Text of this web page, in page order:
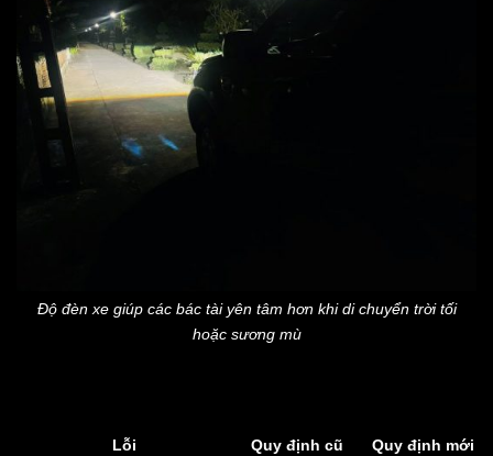
Độ đèn xe giúp các bác tài yên tâm hơn khi di chuyển trời tối
hoặc sương mù
Lỗi Quy định cũ Quy định mới